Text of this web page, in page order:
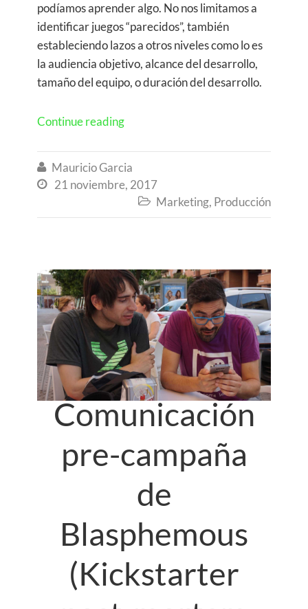
podíamos aprender algo. No nos limitamos a
identificar juegos “parecidos”, también
estableciendo lazos a otros niveles como lo es
la audiencia objetivo, alcance del desarrollo,
tamaño del equipo, o duración del desarrollo.
Continue reading
 Mauricio Garcia
 21 noviembre, 2017
 Marketing, Producción
Comunicación
pre-campaña
de
Blasphemous
(Kickstarter